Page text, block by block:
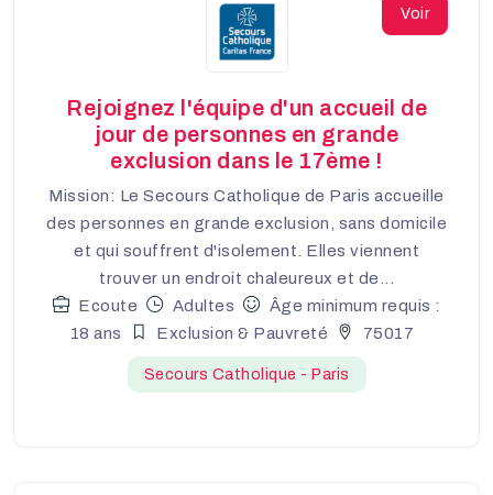
Voir
Rejoignez l'équipe d'un accueil de
jour de personnes en grande
exclusion dans le 17ème !
Mission: Le Secours Catholique de Paris accueille
des personnes en grande exclusion, sans domicile
et qui souffrent d'isolement. Elles viennent
trouver un endroit chaleureux et de...
Ecoute
Adultes
Âge minimum requis :
18 ans
Exclusion & Pauvreté 75017
Secours Catholique - Paris